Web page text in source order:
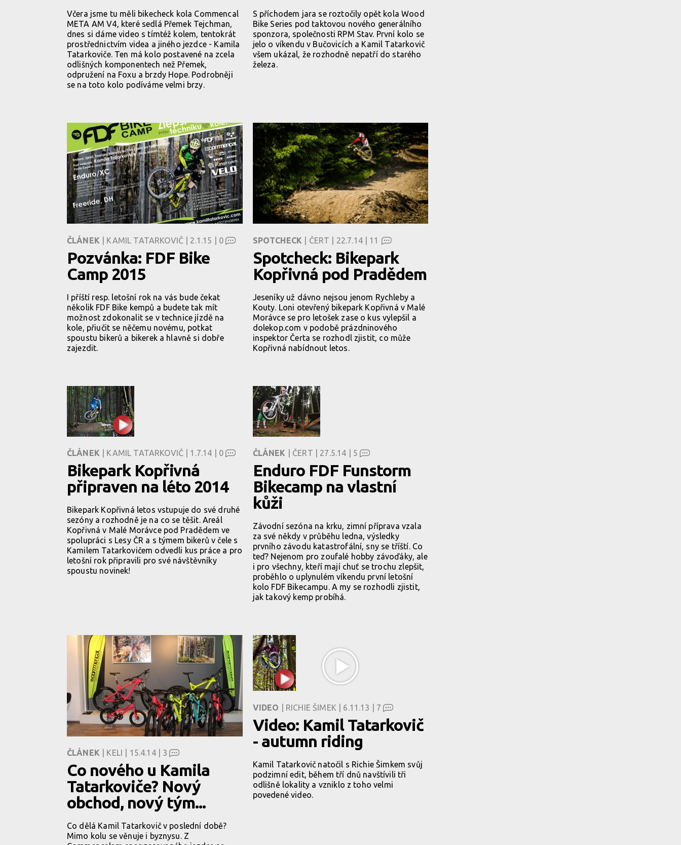
Včera jsme tu měli bikecheck kola Commencal
META AM V4, které sedlá Přemek Tejchman,
dnes si dáme video s tímtéž kolem, tentokrát
prostřednictvím videa a jiného jezdce - Kamila
Tatarkoviče. Ten má kolo postavené na zcela
odlišných komponentech než Přemek,
odpružení na Foxu a brzdy Hope. Podrobněji
se na toto kolo podíváme velmi brzy.
S příchodem jara se roztočily opět kola Wood
Bike Series pod taktovou nového generálního
sponzora, společnosti RPM Stav. První kolo se
jelo o víkendu v Bučovicích a Kamil Tatarkovič
všem ukázal, že rozhodně nepatří do starého
železa.
ČLÁNEK | KAMIL TATARKOVIČ | 2.1.15 | 0
Pozvánka: FDF Bike
Camp 2015
I příští resp. letošní rok na vás bude čekat
několik FDF Bike kempů a budete tak mít
možnost zdokonalit se v technice jízdě na
kole, přiučit se něčemu novému, potkat
spoustu bikerů a bikerek a hlavně si dobře
zajezdit.
SPOTCHECK | ČERT | 22.7.14 | 11
Spotcheck: Bikepark
Kopřivná pod Pradědem
Jeseníky už dávno nejsou jenom Rychleby a
Kouty. Loni otevřený bikepark Kopřivná v Malé
Morávce se pro letošek zase o kus vylepšil a
dolekop.com v podobě prázdninového
inspektor Čerta se rozhodl zjistit, co může
Kopřivná nabídnout letos.
ČLÁNEK | KAMIL TATARKOVIČ | 1.7.14 | 0
Bikepark Kopřivná
připraven na léto 2014
Bikepark Kopřivná letos vstupuje do své druhé
sezóny a rozhodně je na co se těšit. Areál
Kopřivná v Malé Morávce pod Pradědem ve
spolupráci s Lesy ČR a s týmem bikerů v čele s
Kamilem Tatarkovičem odvedli kus práce a pro
letošní rok připravili pro své návštěvníky
spoustu novinek!
ČLÁNEK | ČERT | 27.5.14 | 5
Enduro FDF Funstorm
Bikecamp na vlastní
kůži
Závodní sezóna na krku, zimní příprava vzala
za své někdy v průběhu ledna, výsledky
prvního závodu katastrofální, sny se tříští. Co
teď? Nejenom pro zoufalé hobby závoďáky, ale
i pro všechny, kteří mají chuť se trochu zlepšit,
proběhlo o uplynulém víkendu první letošní
kolo FDF Bikecampu. A my se rozhodli zjistit,
jak takový kemp probíhá.
ČLÁNEK | KELI | 15.4.14 | 3
Co nového u Kamila
Tatarkoviče? Nový
obchod, nový tým...
Co dělá Kamil Tatarkovič v poslední době?
Mimo kolu se věnuje i byznysu. Z
VIDEO | RICHIE ŠIMEK | 6.11.13 | 7
Video: Kamil Tatarkovič
- autumn riding
Kamil Tatarkovič natočil s Richie Šimkem svůj
podzimní edit, během tří dnů navštívili tři
odlišně lokality a vzniklo z toho velmi
povedené video.